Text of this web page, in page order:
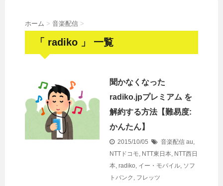
ホーム > 音楽配信 >
「 radiko 」 一覧
聞かなくなった
radiko.jpプレミアム を
解約する方法【難易度:
かんたん】
2015/10/05 音楽配信 au,
NTTドコモ, NTT東日本, NTT西日
本, radiko, イー・モバイル, ソフ
トバンク , フレッツ